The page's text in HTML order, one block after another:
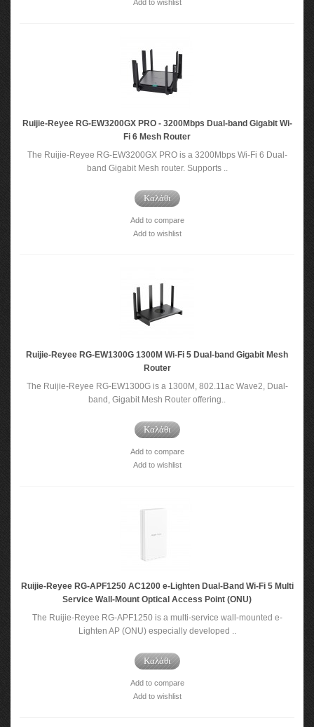
Add to wishlist
Ruijie-Reyee RG-EW3200GX PRO - 3200Mbps Dual-band Gigabit Wi-
Fi 6 Mesh Router
The Ruijie-Reyee RG-EW3200GX PRO is a 3200Mbps Wi-Fi 6 Dual-
band Gigabit Mesh router. Supports ..
Καλάθι
Add to compare
Add to wishlist
Ruijie-Reyee RG-EW1300G 1300M Wi-Fi 5 Dual-band Gigabit Mesh
Router
The Ruijie-Reyee RG-EW1300G is a 1300M, 802.11ac Wave2, Dual-
band, Gigabit Mesh Router offering..
Καλάθι
Add to compare
Add to wishlist
Ruijie-Reyee RG-APF1250 AC1200 e-Lighten Dual-Band Wi-Fi 5 Multi
Service Wall-Mount Optical Access Point (ONU)
The Ruijie-Reyee RG-APF1250 is a multi-service wall-mounted e-
Lighten AP (ONU) especially developed ..
Καλάθι
Add to compare
Add to wishlist